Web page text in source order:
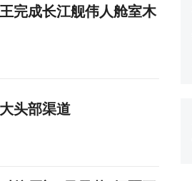
完成长江舰伟人舱室木
头部渠道